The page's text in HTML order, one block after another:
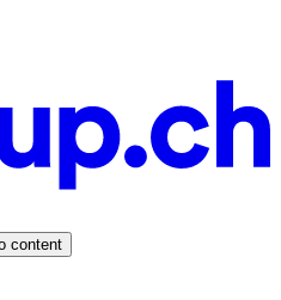
content